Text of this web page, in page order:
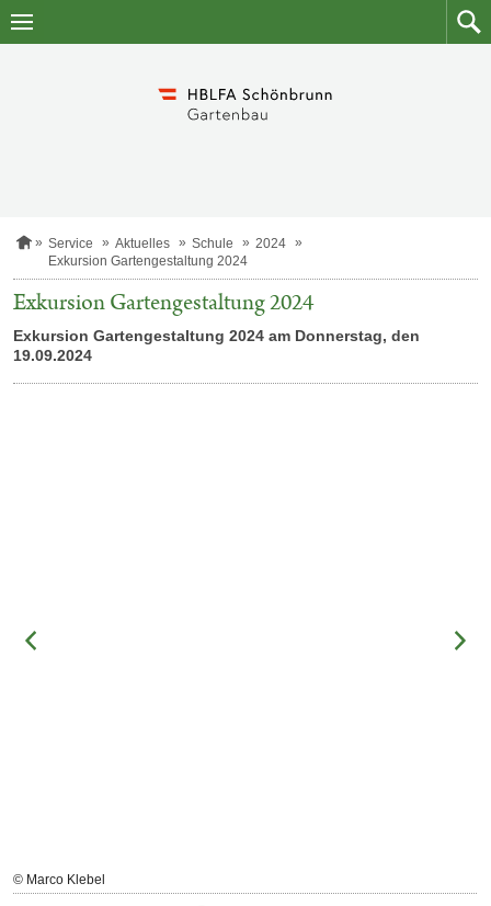
Zum
Zum
S
a
r
t
s
e
i
t
Service Aktuelles Schule
2024
Exkursion Gartengestaltung 2024
Exkursion Gartengestaltung 2024
Exkursion Gartengestaltung 2024 am Donnerstag, den
19.09.2024
© Marco Klebel